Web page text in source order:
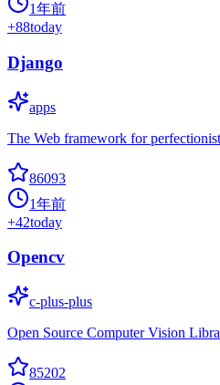
1年前
+88today
Django
apps
The Web framework for
86093
1年前
+42today
Opencv
c-plus-plus
Open Source Computer Vision
85202